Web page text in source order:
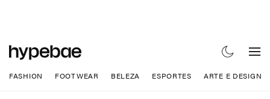
FASHION FOOTWEAR BELEZA ESPORTES ARTE E DESIGN